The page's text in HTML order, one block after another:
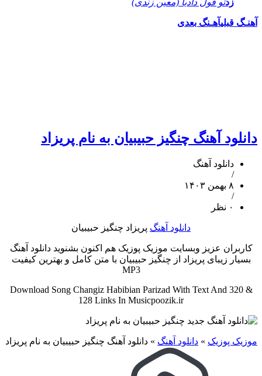
زدتو قول دادیا (معین زندی)
آهنـگ قبلیآهـنگ بعدی
دانلود آهنگ چنگیز حبیبیان به نام پریزاد
دانلود آهنگ
/
۸ بهمن ۱۴۰۳
/
۰ نظر
دانلود آهنگ پریزاد چنگیز حبیبیان
کاربران عزیز وبسایت موزیک پوزیک هم اکنون بشنوید دانلود آهنگ
بسیار زیبای پریزاد از چنگیز حبیبیان با متن کامل و بهترین کیفیت
MP3
Download Song Changiz Habibian Parizad With Text And 320 &
128 Links In Musicpoozik.ir
موزیک پوزیک » دانلود آهنگ » دانلود آهنگ چنگیز حبیبیان به نام پریزاد